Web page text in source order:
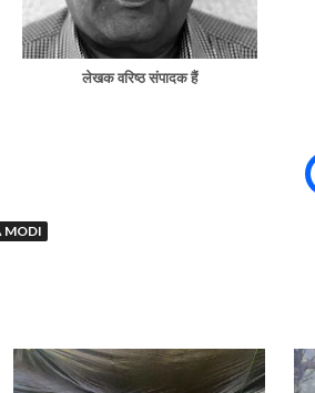
लेखक वरिष्ठ संपादक हैं
MODI